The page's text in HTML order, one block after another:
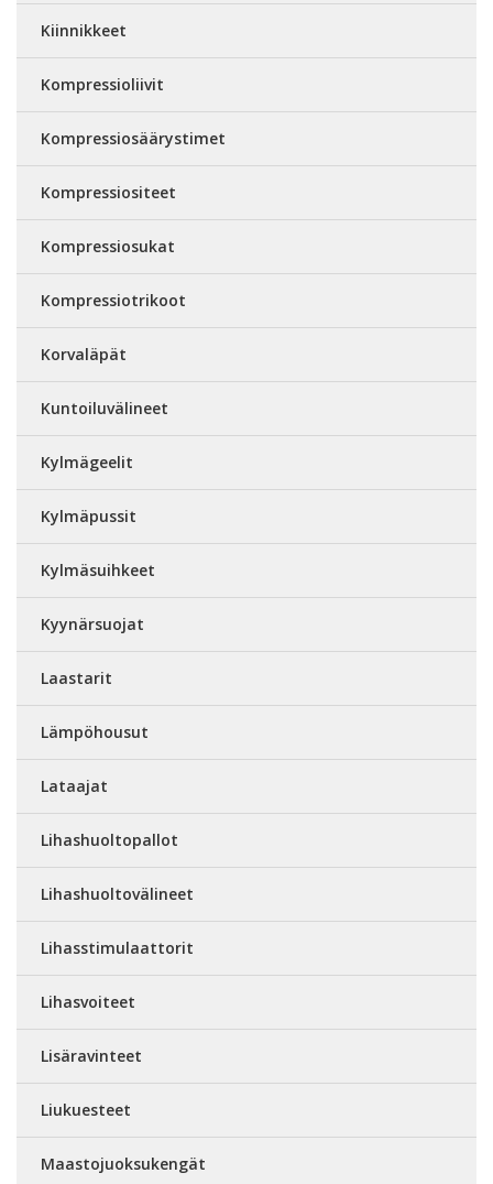
Kiinnikkeet
Kompressioliivit
Kompressiosäärystimet
Kompressiositeet
Kompressiosukat
Kompressiotrikoot
Korvaläpät
Kuntoiluvälineet
Kylmägeelit
Kylmäpussit
Kylmäsuihkeet
Kyynärsuojat
Laastarit
Lämpöhousut
Lataajat
Lihashuoltopallot
Lihashuoltovälineet
Lihasstimulaattorit
Lihasvoiteet
Lisäravinteet
Liukuesteet
Maastojuoksukengät